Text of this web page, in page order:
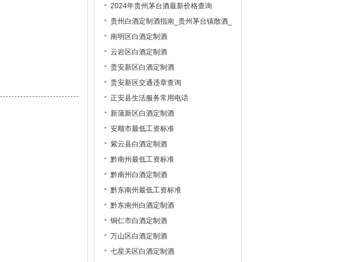
2024年贵州茅台酒最新价格查询
贵州白酒定制酒指南_贵州茅台镇散酒_
茅台镇白酒加盟
南明区白酒定制酒
云岩区白酒定制酒
贵安新区白酒定制酒
贵安新区交通违章查询
正安县生活服务常用电话
新蒲新区白酒定制酒
安顺市最低工资标准
紫云县白酒定制酒
黔南州最低工资标准
黔南州白酒定制酒
黔东南州最低工资标准
黔东南州白酒定制酒
铜仁市白酒定制酒
万山区白酒定制酒
七星关区白酒定制酒